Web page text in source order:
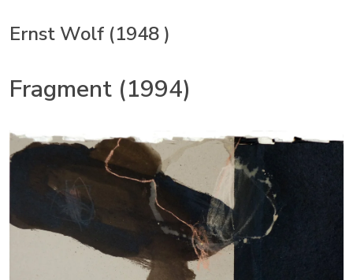
Ernst Wolf (1948 )
Fragment (1994)